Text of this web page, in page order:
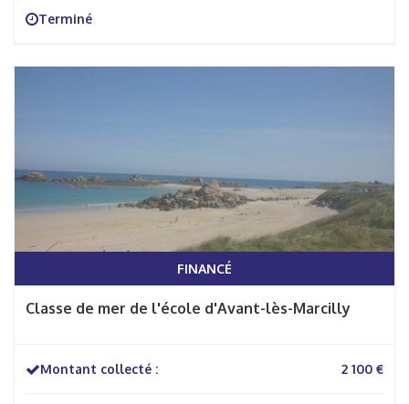
Terminé
FINANCÉ
Classe de mer de l'école d'Avant-lès-Marcilly
Montant collecté : 2 100 €